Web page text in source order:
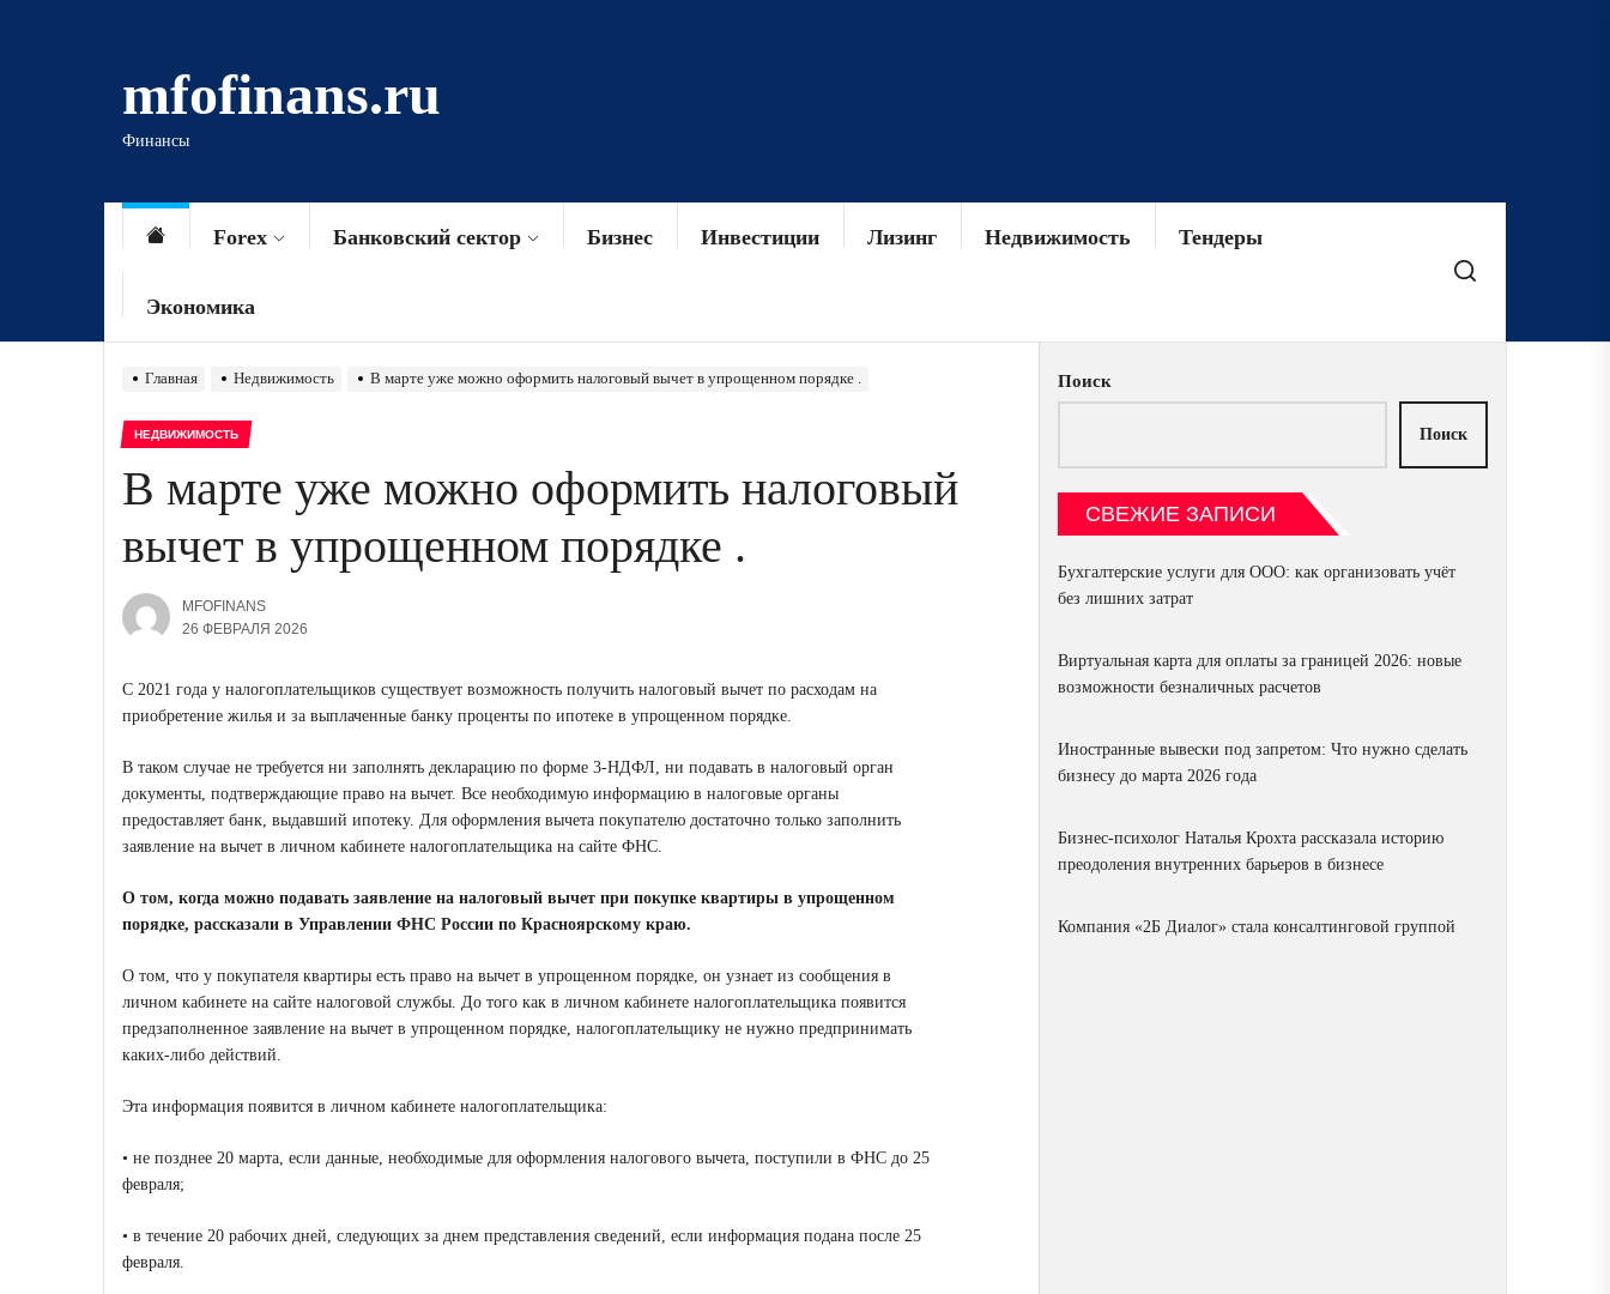
mfofinans.ru
Финансы
Forex Банковский сектор Бизнес Инвестиции Лизинг Недвижимость Тендеры
Экономика
Главная Недвижимость В марте уже можно оформить налоговый вычет в упрощенном порядке .
НЕДВИЖИМОСТЬ
В марте уже можно оформить налоговый
вычет в упрощенном порядке .
MFOFINANS
26 ФЕВРАЛЯ 2026
С 2021 года у налогоплательщиков существует возможность получить налоговый вычет по расходам на
приобретение жилья и за выплаченные банку проценты по ипотеке в упрощенном порядке.
В таком случае не требуется ни заполнять декларацию по форме 3-НДФЛ, ни подавать в налоговый орган
документы, подтверждающие право на вычет. Все необходимую информацию в налоговые органы
предоставляет банк, выдавший ипотеку. Для оформления вычета покупателю достаточно только заполнить
заявление на вычет в личном кабинете налогоплательщика на сайте ФНС.
О том, когда можно подавать заявление на налоговый вычет при покупке квартиры в упрощенном
порядке, рассказали в Управлении ФНС России по Красноярскому краю.
О том, что у покупателя квартиры есть право на вычет в упрощенном порядке, он узнает из сообщения в
личном кабинете на сайте налоговой службы. До того как в личном кабинете налогоплательщика появится
предзаполненное заявление на вычет в упрощенном порядке, налогоплательщику не нужно предпринимать
каких-либо действий.
Эта информация появится в личном кабинете налогоплательщика:
• не позднее 20 марта, если данные, необходимые для оформления налогового вычета, поступили в ФНС до 25
февраля;
• в течение 20 рабочих дней, следующих за днем представления сведений, если информация подана после 25
февраля.
Поиск
Поиск
СВЕЖИЕ ЗАПИСИ
Бухгалтерские услуги для ООО: как организовать учёт
без лишних затрат
Виртуальная карта для оплаты за границей 2026: новые
возможности безналичных расчетов
Иностранные вывески под запретом: Что нужно сделать
бизнесу до марта 2026 года
Бизнес-психолог Наталья Крохта рассказала историю
преодоления внутренних барьеров в бизнесе
Компания «2Б Диалог» стала консалтинговой группой